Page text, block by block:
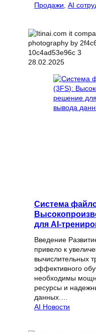
Продажи AI
28.02.2025
Система
для AI-
Введение
привело к
вычислительных
эффективного
необходимы
ресурсы и
данных.…
AI Новости